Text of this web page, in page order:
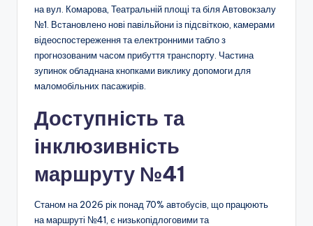
на вул. Комарова, Театральній площі та біля Автовокзалу
№1. Встановлено нові павільйони із підсвіткою, камерами
відеоспостереження та електронними табло з
прогнозованим часом прибуття транспорту. Частина
зупинок обладнана кнопками виклику допомоги для
маломобільних пасажирів.
Доступність та
інклюзивність
маршруту №41
Станом на 2026 рік понад 70% автобусів, що працюють
на маршруті №41, є низькопідлоговими та